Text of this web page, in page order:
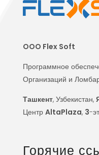
OOO Flex Soft
Программное
Организаций и
Ташкент, Узбекистан,
Центр AltaPlaza, 3-
Горячие